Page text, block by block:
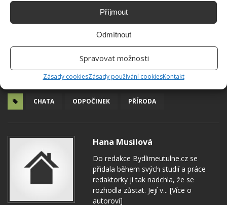
Příjmout
Odmítnout
Spravovat možnosti
Zásady cookiesZásady používání cookiesKontakt
CHATA ODPOČINEK PŘÍRODA
Hana Musilová
Do redakce Bydlimeutulne.cz se
přidala během svých studií a práce
redaktorky ji tak nadchla, že se
rozhodla zůstat. Její v... [Více o
autorovi]